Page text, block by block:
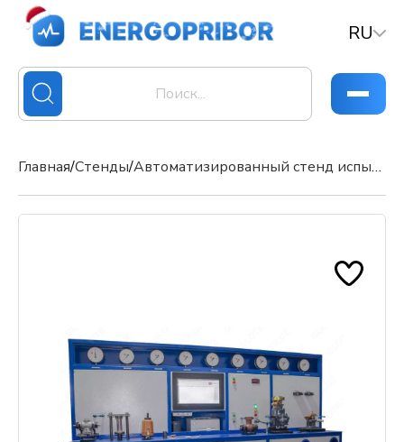
RU
Главная/Стенды/ Автоматизированный стенд испытаний ТТ.441419.508